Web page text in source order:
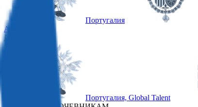
Португалия
Австрия
ДРУГИЕ
Португалия, Global Talent